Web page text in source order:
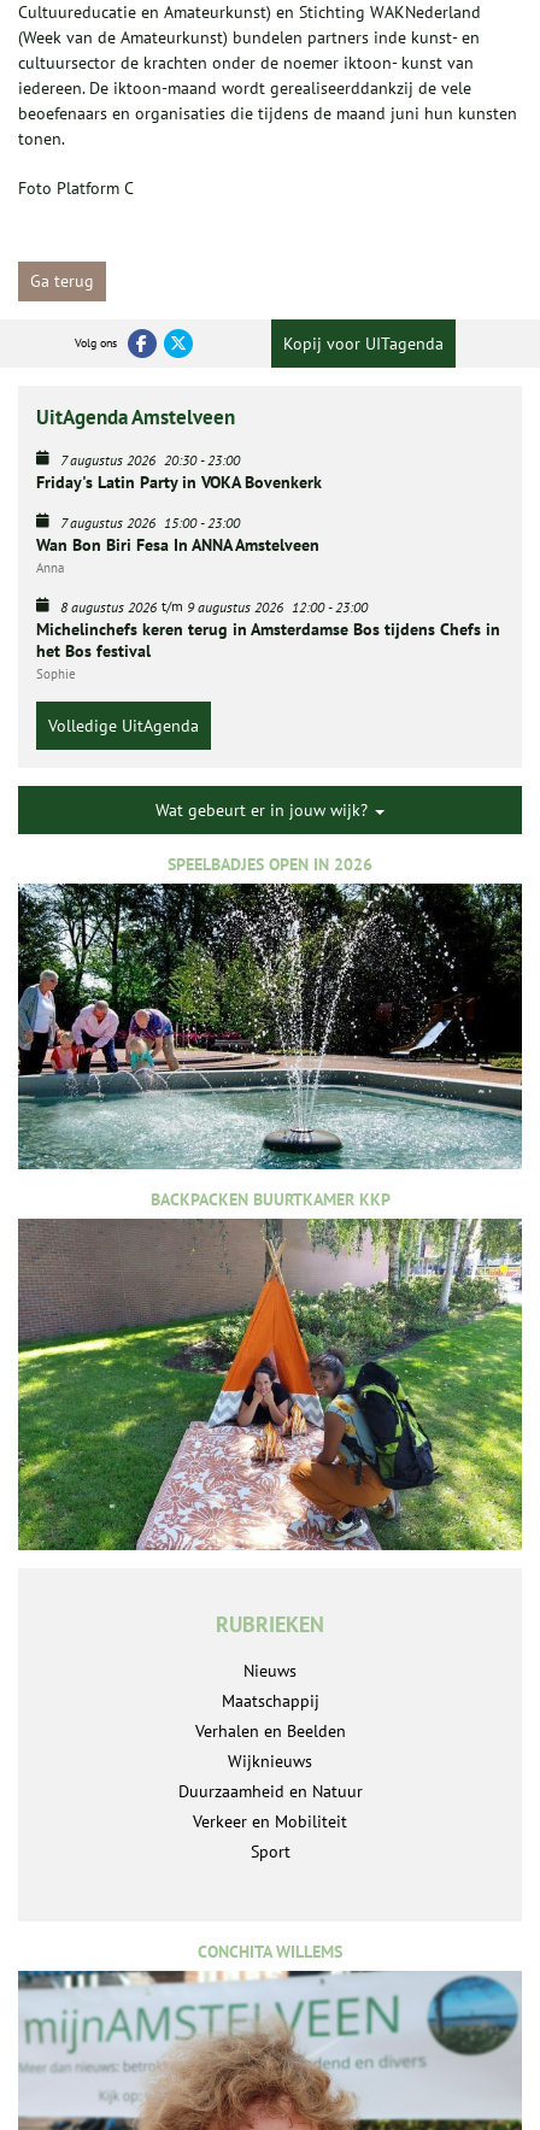
Cultuureducatie en Amateurkunst) en Stichting WAKNederland
(Week van de Amateurkunst) bundelen partners inde kunst- en
cultuursector de krachten onder de noemer iktoon- kunst van
iedereen. De iktoon-maand wordt gerealiseerddankzij de vele
beoefenaars en organisaties die tijdens de maand juni hun kunsten
tonen.
Foto Platform C
Ga terug
Volg ons Kopij voor UITagenda
UitAgenda Amstelveen
7 augustus 2026 20:30-23:00
Friday's Latin Party in VOKA Bovenkerk
7 augustus 2026 15:00-23:00
Wan Bon Biri Fesa In ANNA Amstelveen
Anna
8 augustus 2026 t/m 9 augustus 2026 12:00-23:00
Michelinchefs keren terug in Amsterdamse Bos tijdens Chefs in
het Bos festival
Sophie
Volledige UitAgenda
Wat gebeurt er in jouw wijk?
SPEELBADJES OPEN IN 2026
BACKPACKEN BUURTKAMER KKP
RUBRIEKEN
Nieuws
Maatschappij
Verhalen en Beelden
Wijknieuws
Duurzaamheid en Natuur
Verkeer en Mobiliteit
Sport
CONCHITA WILLEMS